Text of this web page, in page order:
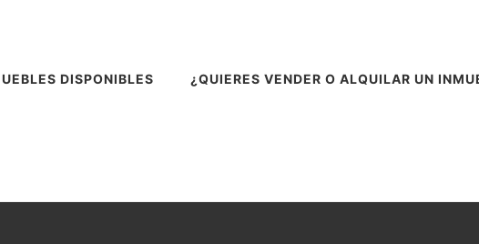
DISPONIBLES ¿QUIERES VENDER O ALQUILAR UN